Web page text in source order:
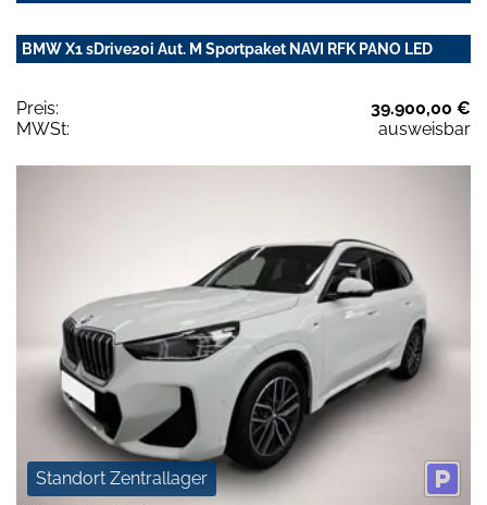
BMW X1 sDrive20i Aut. M Sportpaket NAVI RFK PANO LED
Preis:
39.900,00 €
MWSt:
ausweisbar
Standort Zentrallager